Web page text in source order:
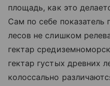
площадь, как это
Сам по себе показатель
лесов не слишком
гектар
гектар густых древних
колоссально